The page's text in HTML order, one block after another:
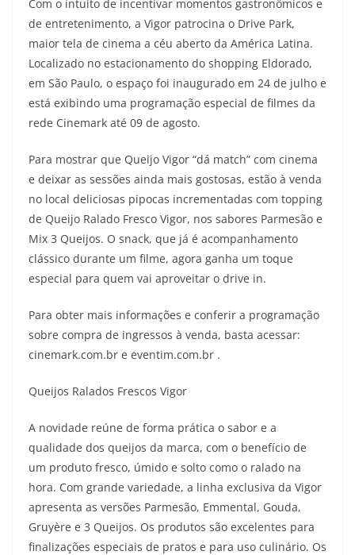
Com o intuito de incentivar momentos gastronômicos e
de entretenimento, a Vigor patrocina o Drive Park,
maior tela de cinema a céu aberto da América Latina.
Localizado no estacionamento do shopping Eldorado,
em São Paulo, o espaço foi inaugurado em 24 de julho e
está exibindo uma programação especial de filmes da
rede Cinemark até 09 de agosto.
Para mostrar que Queijo Vigor “dá match” com cinema
e deixar as sessões ainda mais gostosas, estão à venda
no local deliciosas pipocas incrementadas com topping
de Queijo Ralado Fresco Vigor, nos sabores Parmesão e
Mix 3 Queijos. O snack, que já é acompanhamento
clássico durante um filme, agora ganha um toque
especial para quem vai aproveitar o drive in.
Para obter mais informações e conferir a programação
sobre compra de ingressos à venda, basta acessar:
cinemark.com.br e eventim.com.br .
Queijos Ralados Frescos Vigor
A novidade reúne de forma prática o sabor e a
qualidade dos queijos da marca, com o benefício de
um produto fresco, úmido e solto como o ralado na
hora. Com grande variedade, a linha exclusiva da Vigor
apresenta as versões Parmesão, Emmental, Gouda,
Gruyère e 3 Queijos. Os produtos são excelentes para
finalizações especiais de pratos e para uso culinário. Os